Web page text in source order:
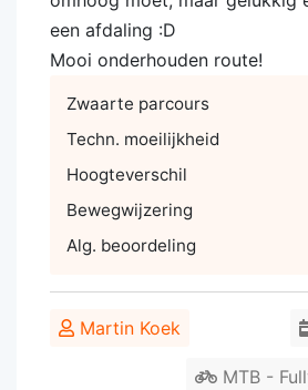
een afdaling :D
Mooi onderhouden route!
Zwaarte parcours
Techn. moeilijkheid
Hoogteverschil
Bewegwijzering
Alg. beoordeling
Martin Koek
MTB -